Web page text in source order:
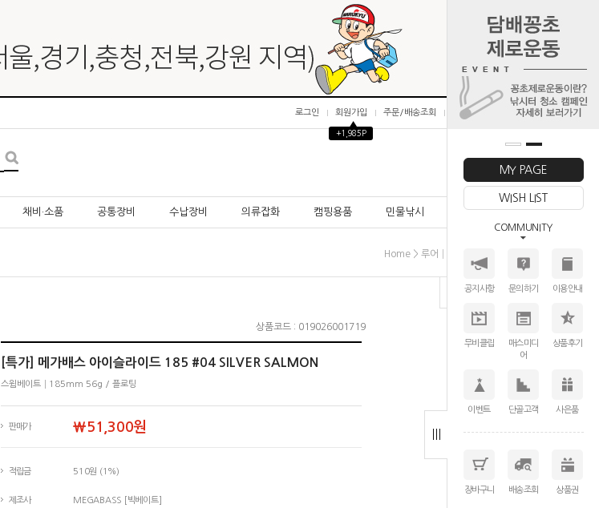
MY PAGE
WISH LIST
COMMUNITY
공지사항 문의하기 이용안내
무비클립
매스미디
어
상품후기
이벤트 단골고객 사은품
장바구니 배송조회 상품권
로그인 회원가입
▲
+1,985P
주문/배송조회 마이페이지
채비·소품 공통장비 수납장비 의류잡화 캠핑용품 민물낚시 바다낚시
Home > 루어│미끼
상품코드 : 019026001719
[특가] 메가배스 아이슬라이드 185 #04 SILVER SALMON
스윔베이트│185mm 56g / 플로팅
판매가 ￦51,300원
적립금 510원 (1%)
제조사 MEGABASS [빅베이트]